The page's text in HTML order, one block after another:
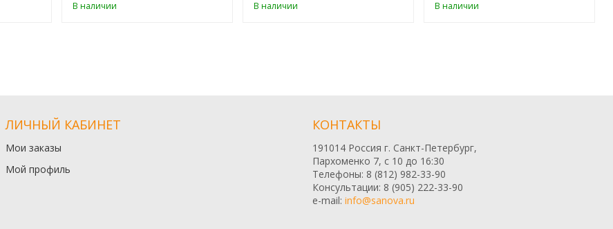
В наличии В наличии В наличии
ЛИЧНЫЙ КАБИНЕТ
Мои заказы
Мой профиль
КОНТАКТЫ
191014 Россия г. Санкт-Петербург,
Пархоменко 7, с 10 до 16:30
Телефоны: 8 (812) 982-33-90
Консультации: 8 (905) 222-33-90
e-mail: info@sanova.ru